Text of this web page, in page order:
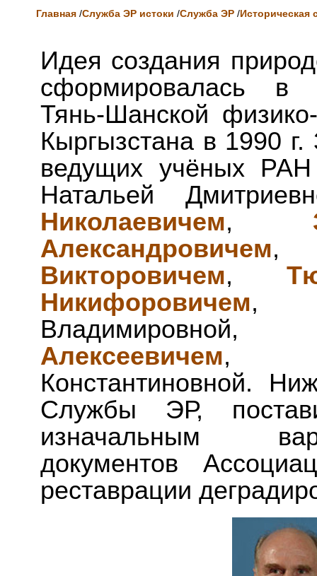
Главная /Служба ЭР истоки /Служба ЭР /Историческая
Идея создания
сформировалась в
Тянь-Шанской
Кыргызстана в 1990
ведущих учёных
Натальей
Николаевичем,
Александровичем
Викторовичем,
Никифоровичем,
Алексеевичем,
Константиновной.
Службы ЭР,
изначальным
документов
реставрации